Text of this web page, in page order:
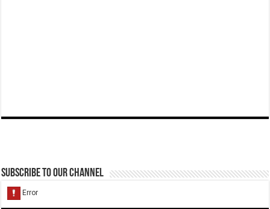
Subscribe to our Channel